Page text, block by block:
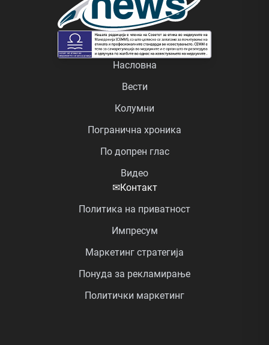
Насловна
Вести
Колумни
Погранична хроника
По допрен глас
Видео
✉Контакт
Политика на приватност
Импресум
Маркетинг стратегија
Понуда за рекламирање
Политички маркетинг